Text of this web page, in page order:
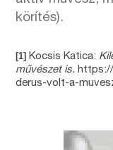
körítés).
[1] Kocsis Katica:
művészet is. https://
derus-volt-a-